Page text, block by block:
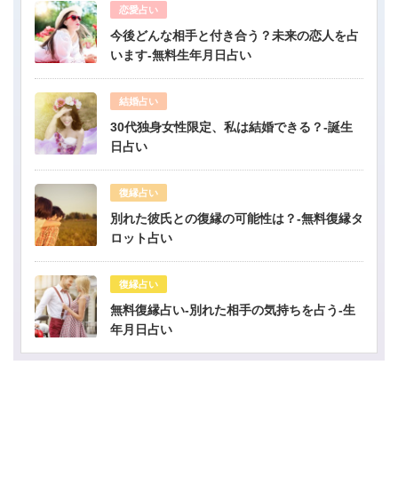
恋愛占い
今後どんな相手と付き合う？未来の恋人を占
います-無料生年月日占い
結婚占い
30代独身女性限定、私は結婚できる？-誕生
日占い
復縁占い
別れた彼氏との復縁の可能性は？-無料復縁タ
ロット占い
復縁占い
無料復縁占い-別れた相手の気持ちを占う-生
年月日占い